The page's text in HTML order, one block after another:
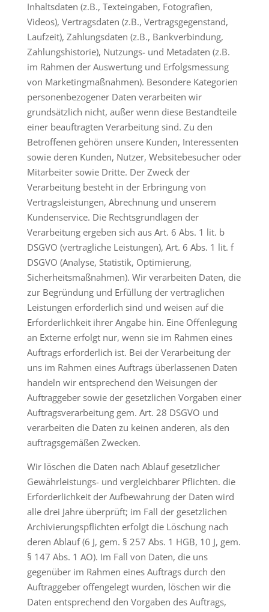
Inhaltsdaten (z.B., Texteingaben, Fotografien,
Videos), Vertragsdaten (z.B., Vertragsgegenstand,
Laufzeit), Zahlungsdaten (z.B., Bankverbindung,
Zahlungshistorie), Nutzungs- und Metadaten (z.B.
im Rahmen der Auswertung und Erfolgsmessung
von Marketingmaßnahmen). Besondere Kategorien
personenbezogener Daten verarbeiten wir
grundsätzlich nicht, außer wenn diese Bestandteile
einer beauftragten Verarbeitung sind. Zu den
Betroffenen gehören unsere Kunden, Interessenten
sowie deren Kunden, Nutzer, Websitebesucher oder
Mitarbeiter sowie Dritte. Der Zweck der
Verarbeitung besteht in der Erbringung von
Vertragsleistungen, Abrechnung und unserem
Kundenservice. Die Rechtsgrundlagen der
Verarbeitung ergeben sich aus Art. 6 Abs. 1 lit. b
DSGVO (vertragliche Leistungen), Art. 6 Abs. 1 lit. f
DSGVO (Analyse, Statistik, Optimierung,
Sicherheitsmaßnahmen). Wir verarbeiten Daten, die
zur Begründung und Erfüllung der vertraglichen
Leistungen erforderlich sind und weisen auf die
Erforderlichkeit ihrer Angabe hin. Eine Offenlegung
an Externe erfolgt nur, wenn sie im Rahmen eines
Auftrags erforderlich ist. Bei der Verarbeitung der
uns im Rahmen eines Auftrags überlassenen Daten
handeln wir entsprechend den Weisungen der
Auftraggeber sowie der gesetzlichen Vorgaben einer
Auftragsverarbeitung gem. Art. 28 DSGVO und
verarbeiten die Daten zu keinen anderen, als den
auftragsgemäßen Zwecken.
Wir löschen die Daten nach Ablauf gesetzlicher
Gewährleistungs- und vergleichbarer Pflichten. die
Erforderlichkeit der Aufbewahrung der Daten wird
alle drei Jahre überprüft; im Fall der gesetzlichen
Archivierungspflichten erfolgt die Löschung nach
deren Ablauf (6 J, gem. § 257 Abs. 1 HGB, 10 J, gem.
§ 147 Abs. 1 AO). Im Fall von Daten, die uns
gegenüber im Rahmen eines Auftrags durch den
Auftraggeber offengelegt wurden, löschen wir die
Daten entsprechend den Vorgaben des Auftrags,